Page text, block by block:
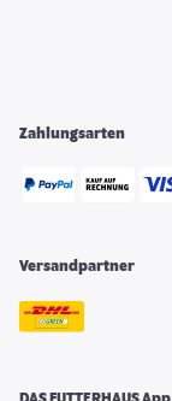
Zahlungsarten
Versandpartner